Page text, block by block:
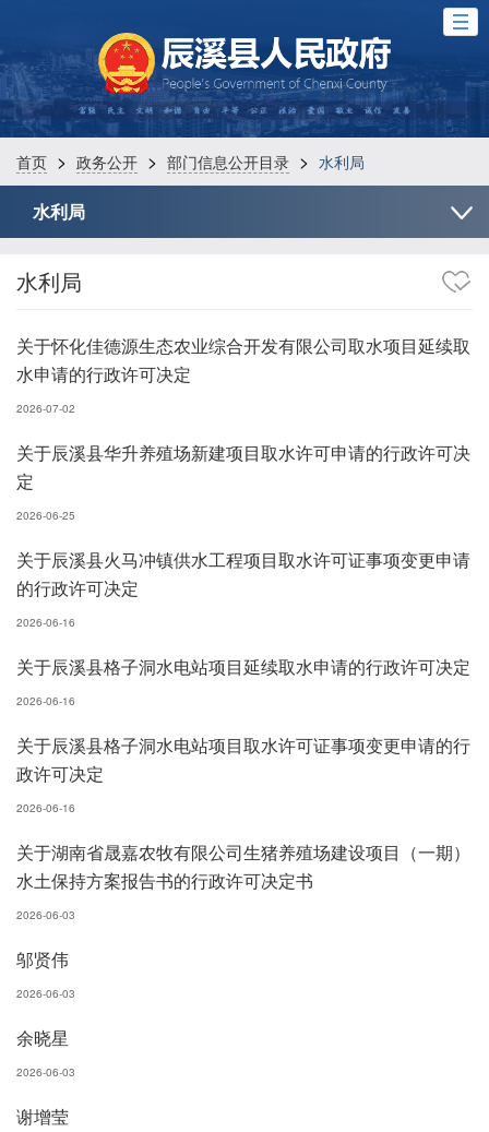
首页 > 政务公开 > 部门信息公开目录 > 水利局
水利局
水利局
关于怀化佳德源生态农业综合开发有限公司取水项目延续取
水申请的行政许可决定
2026-07-02
关于辰溪县华升养殖场新建项目取水许可申请的行政许可决
定
2026-06-25
关于辰溪县火马冲镇供水工程项目取水许可证事项变更申请
的行政许可决定
2026-06-16
关于辰溪县格子洞水电站项目延续取水申请的行政许可决定
2026-06-16
关于辰溪县格子洞水电站项目取水许可证事项变更申请的行
政许可决定
2026-06-16
关于湖南省晟嘉农牧有限公司生猪养殖场建设项目（一期）
水土保持方案报告书的行政许可决定书
2026-06-03
邬贤伟
2026-06-03
余晓星
2026-06-03
谢增莹